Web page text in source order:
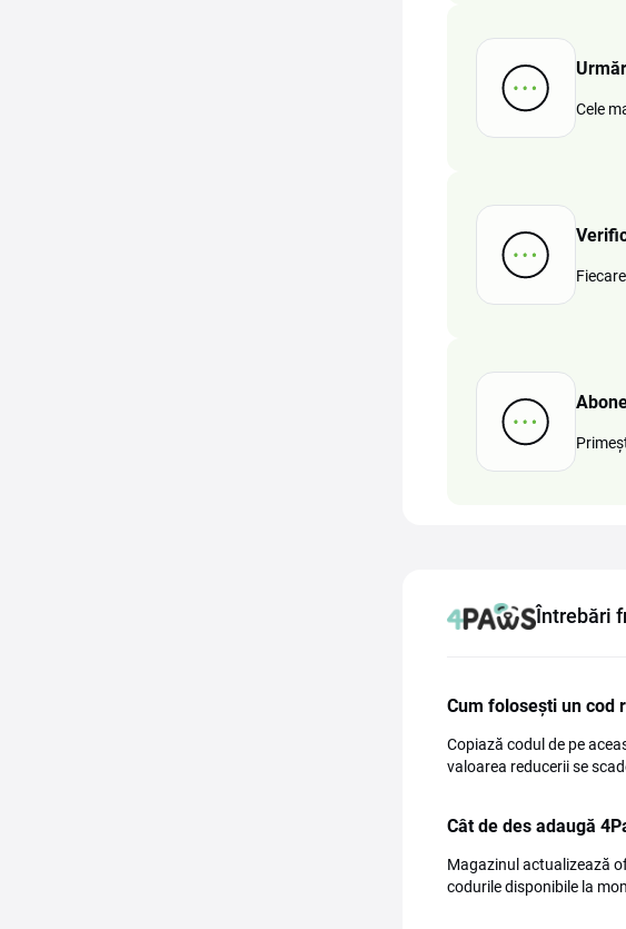
Cele
Întrebări
Cum folosești un cod
Copiază codul de pe
valoarea reducerii se
Cât de des adaugă
Magazinul actualizează
codurile disponibile la